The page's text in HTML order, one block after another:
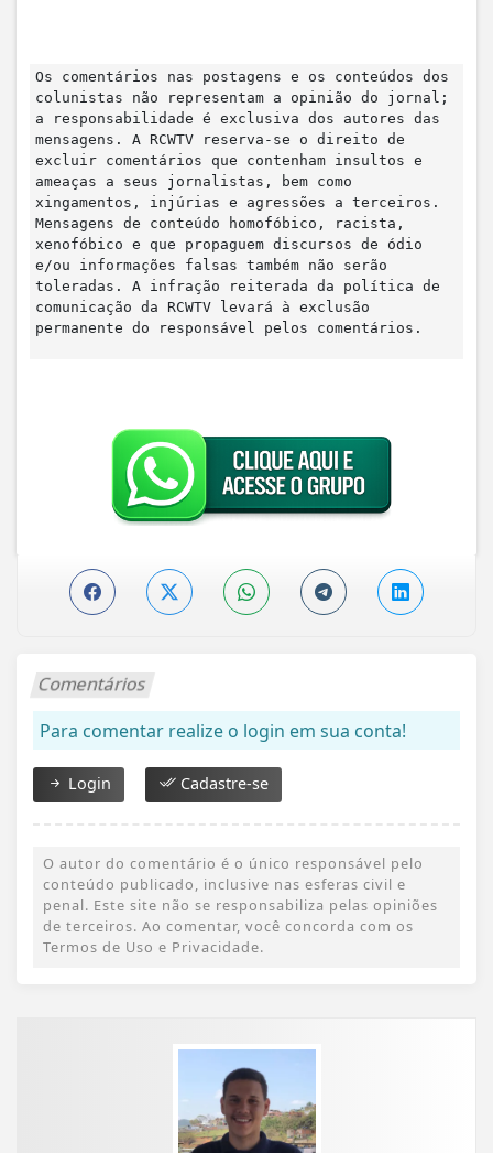
Os comentários nas postagens e os conteúdos dos
colunistas não representam a opinião do jornal;
a responsabilidade é exclusiva dos autores das
mensagens. A RCWTV reserva-se o direito de
excluir comentários que contenham insultos e
ameaças a seus jornalistas, bem como
xingamentos, injúrias e agressões a terceiros.
Mensagens de conteúdo homofóbico, racista,
xenofóbico e que propaguem discursos de ódio
e/ou informações falsas também não serão
toleradas. A infração reiterada da política de
comunicação da RCWTV levará à exclusão
permanente do responsável pelos comentários.
Comentários
Para comentar realize o login em sua conta!
Login Cadastre-se
O autor do comentário é o único responsável pelo
conteúdo publicado, inclusive nas esferas civil e
penal. Este site não se responsabiliza pelas opiniões
de terceiros. Ao comentar, você concorda com os
Termos de Uso e Privacidade.